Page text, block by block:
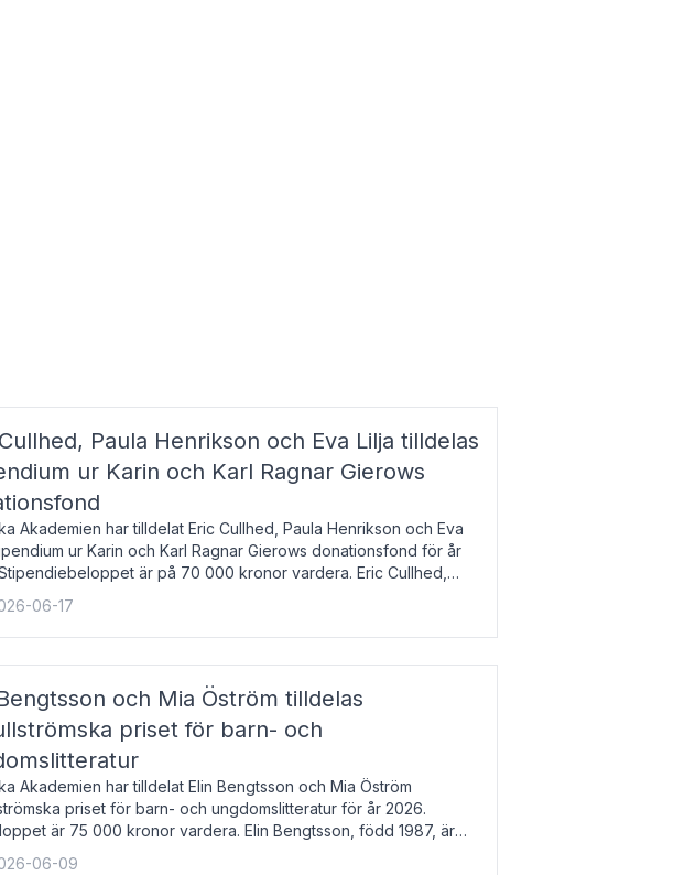
Paula Henrikson och Eva Lilja tilldelas
ur Karin och Karl Ragnar Gierows
Akademien har tilldelat Eric Cullhed, Paula Henrikson och Eva
ur Karin och Karl Ragnar Gierows donationsfond för år
är på 70 000 kronor vardera. Eric Cullhed,
är professor i grekis
06-17
och Mia Öström tilldelas
priset för barn- och
Akademien har tilldelat Elin Bengtsson och Mia Öström
priset för barn- och ungdomslitteratur för år 2026.
är 75 000 kronor vardera. Elin Bengtsson, född 1987, är
och forskare i genusvetenskap.
06-09